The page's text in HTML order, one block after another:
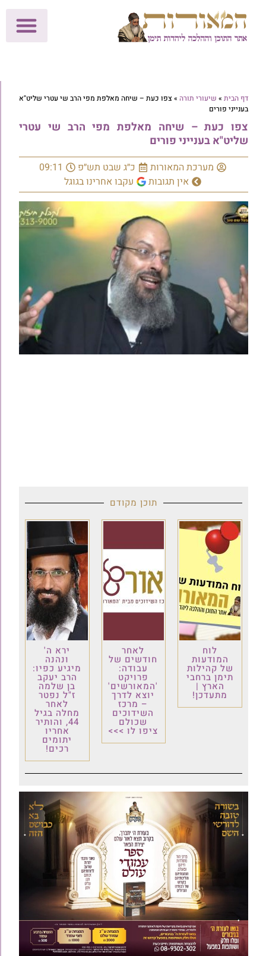
דף הבית » שיעורי תורה »צפו כעת – שיחה מאלפת מפי הרב שי עטרי שליט"א
בענייני פורים
צפו כעת – שיחה מאלפת מפי הרב שי עטרי
שליט"א בענייני פורים
מערכת המאורות כ״ג שבט תש״פ
09:11
אין תגובות
עקבו אחרינו בגוגל
תוכן מקודם
לוח
המודעות
של קהילות
תימן ברחבי
הארץ |
מתעדכן!
לאחר
חודשים של
עבודה:
פרויקט
'המאורשים'
יוצא לדרך
– מרכז
השידוכים
שכולם
ציפו לו >>>
ירא ה'
ונהנה
מיגיע כפיו:
הרב יעקב
בן שלמה
ז"ל נפטר
לאחר
מחלה בגיל
44, והותיר
אחריו
יתומים
רכים!